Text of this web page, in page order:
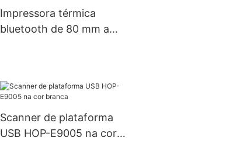
BT, etiquetas, impressora
térmica, impressora
Impressora térmica
bluetooth de 80 mm a
Scanner de plataforma
USB HOP-E9005 na cor